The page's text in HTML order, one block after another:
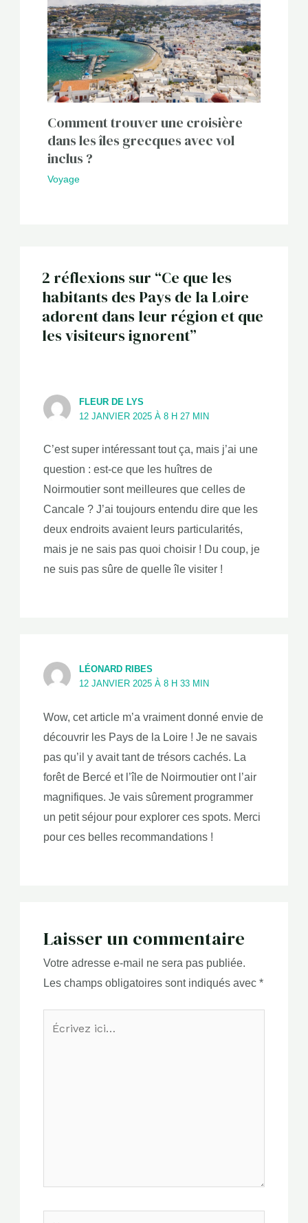
Comment trouver une croisière
dans les îles grecques avec vol
inclus ?
Voyage
2 réflexions sur “Ce que les
habitants des Pays de la Loire
adorent dans leur région et que
les visiteurs ignorent”
FLEUR DE LYS
12 JANVIER 2025 À 8 H 27 MIN
C’est super intéressant tout ça, mais j’ai une
question : est-ce que les huîtres de
Noirmoutier sont meilleures que celles de
Cancale ? J’ai toujours entendu dire que les
deux endroits avaient leurs particularités,
mais je ne sais pas quoi choisir ! Du coup, je
ne suis pas sûre de quelle île visiter !
LÉONARD RIBES
12 JANVIER 2025 À 8 H 33 MIN
Wow, cet article m’a vraiment donné envie de
découvrir les Pays de la Loire ! Je ne savais
pas qu’il y avait tant de trésors cachés. La
forêt de Bercé et l’île de Noirmoutier ont l’air
magnifiques. Je vais sûrement programmer
un petit séjour pour explorer ces spots. Merci
pour ces belles recommandations !
Laisser un commentaire
Votre adresse e-mail ne sera pas publiée.
Les champs obligatoires sont indiqués avec *